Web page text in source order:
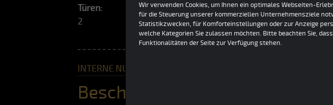
Türen:
2
INTERNE NUMMER #13
Beschreibung
Wir verwenden Cookies, um Ihnen ein optimales Webseiten-
für die Steuerung unserer kommerziellen Unternehmensziele
Statistikzwecken, für Komforteinstellungen oder zur Anzeige
welche Kategorien Sie zulassen möchten. Bitte beachten Sie,
Funktionalitäten der Seite zur Verfügung stehen.